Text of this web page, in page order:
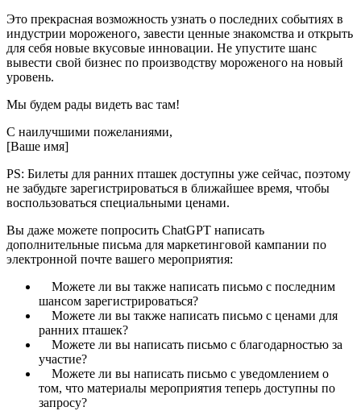
Это прекрасная возможность узнать о последних событиях в
индустрии мороженого, завести ценные знакомства и открыть
для себя новые вкусовые инновации. Не упустите шанс
вывести свой бизнес по производству мороженого на новый
уровень.
Мы будем рады видеть вас там!
С наилучшими пожеланиями,
[Ваше имя]
PS: Билеты для ранних пташек доступны уже сейчас, поэтому
не забудьте зарегистрироваться в ближайшее время, чтобы
воспользоваться специальными ценами.
Вы даже можете попросить ChatGPT написать
дополнительные письма для маркетинговой кампании по
электронной почте вашего мероприятия:
Можете ли вы также написать письмо с последним
шансом зарегистрироваться?
Можете ли вы также написать письмо с ценами для
ранних пташек?
Можете ли вы написать письмо с благодарностью за
участие?
Можете ли вы написать письмо с уведомлением о
том, что материалы мероприятия теперь доступны по
запросу?